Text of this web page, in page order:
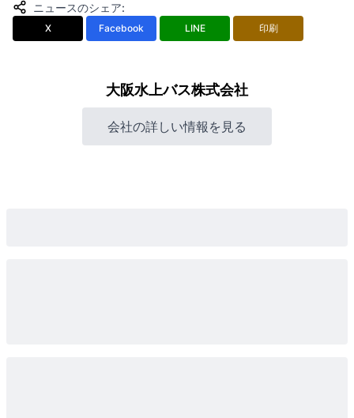
ニュースのシェア:
X Facebook LINE 印刷
大阪水上バス株式会社
会社の詳しい情報を見る